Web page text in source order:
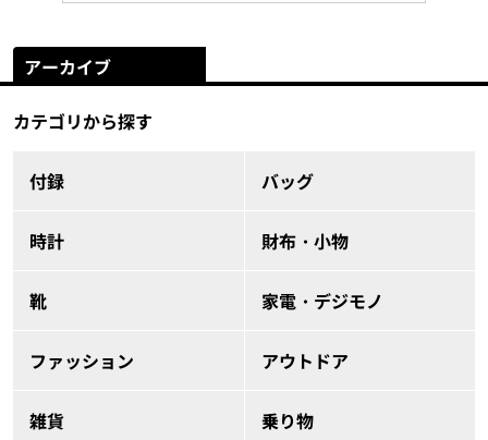
アーカイブ
カテゴリから探す
付録 バッグ
時計 財布・小物
靴 家電・デジモノ
ファッション アウトドア
雑貨 乗り物